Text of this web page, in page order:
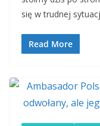
się w trudnej
Read More